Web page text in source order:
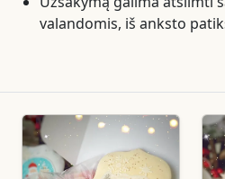
valandomis, iš anksto